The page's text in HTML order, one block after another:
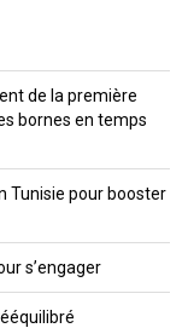
de la première
bornes en temps
Tunisie pour booster
s’engager